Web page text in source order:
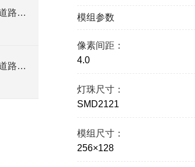
海康iDS-TSV300-C/12(8T) 道路智能终端
海康iDS-TSV300-C/12(4T) 道路智能终端带硬盘4T
模组参数
像素间距：
4.0
灯珠尺寸：
SMD2121
模组尺寸：
256×128